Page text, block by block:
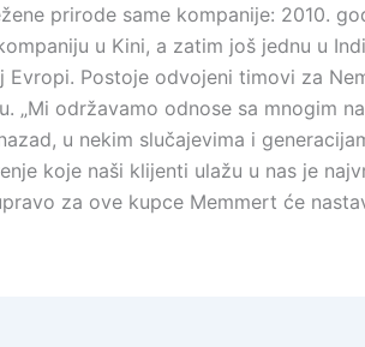
prirode same kompanije: 2010.
u Kini, a zatim još jednu u
Evropi. Postoje odvojeni timovi za
„Mi održavamo odnose sa mnogim
u nekim slučajevima i
koje naši klijenti ulažu u nas je
za ove kupce Memmert će